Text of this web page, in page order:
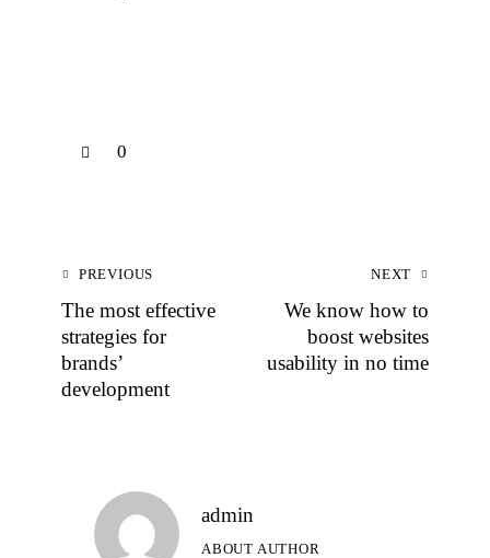
0
PREVIOUS
The most effective
strategies for
brands’
development
NEXT
We know how to
boost websites
usability in no time
admin
ABOUT AUTHOR